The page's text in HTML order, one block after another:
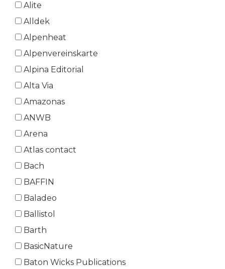
Alite
Alldek
Alpenheat
Alpenvereinskarte
Alpina Editorial
Alta Via
Amazonas
ANWB
Arena
Atlas contact
Bach
BAFFIN
Baladeo
Ballistol
Barth
BasicNature
Baton Wicks Publications